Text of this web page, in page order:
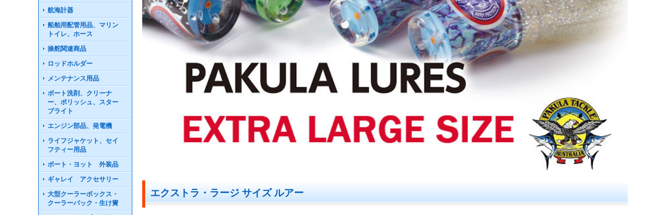
航海計器
船舶用配管用品、マリン
トイレ、ホース
操舵関連商品
ロッドホルダー
メンテナンス用品
ボート洗剤、クリーナ
ー、ポリッシュ、スター
ブライト
エンジン部品、発電機
ライフジャケット、セイ
フティー用品
ボート・ヨット 外装品
ギャレイ アクセサリー
大型クーラーボックス・
クーラーバック・生け簀
エクストラ・ラージ サイズ ルアー